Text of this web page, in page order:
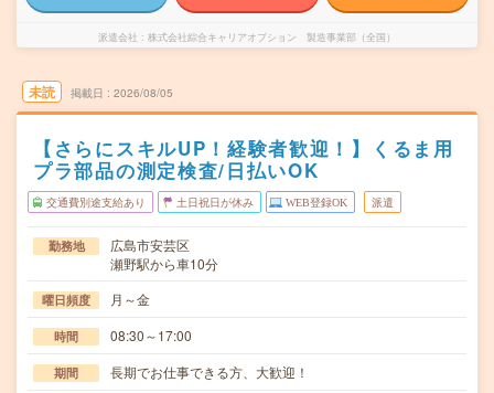
派遣会社 株式会社綜合キャリアオプション 製造事業部（全国）
未読 掲載日 2026/08/05
【さらにスキルUP！経験者歓迎！】くるま用
プラ部品の測定検査/日払いOK
交通費別途支給あり 土日祝日が休み WEB登録OK 派遣
勤務地
広島市安芸区
瀬野駅から車10分
曜日頻度 月～金
時間 08:30～17:00
期間 長期でお仕事できる方、大歓迎！